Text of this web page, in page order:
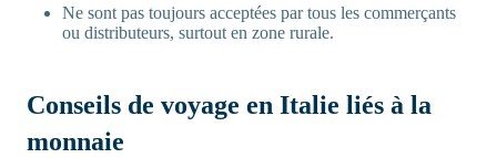
Ne sont pas toujours acceptées par tous les commerçants
ou distributeurs, surtout en zone rurale.
Conseils de voyage en Italie liés à la
monnaie